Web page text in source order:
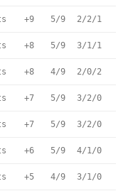
+9 5/9 2/2/1
+8 5/9 3/1/1
+8 4/9 2/0/2
+7 5/9 3/2/0
+7 5/9 3/2/0
+6 5/9 4/1/0
+5 4/9 3/1/0